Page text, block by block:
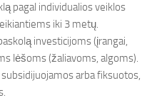
pagal individualios veiklos
iki 3 metų.
investicijoms (įrangai,
lėšoms (žaliavoms, algoms).
arba fiksuotos,